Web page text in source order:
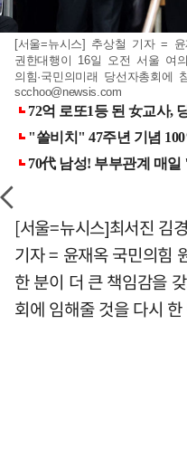
[서울=뉴시스] 추상철 기자 =
권한대행이 16일 오전 서울 여
의힘·국민의미래 당선자총회에
scchoo@newsis.com
[서울=뉴시스]최서진 김
기자 = 윤재옥 국민의힘
한 분이 더 큰 책임감을
회에 임해줄 것을 다시